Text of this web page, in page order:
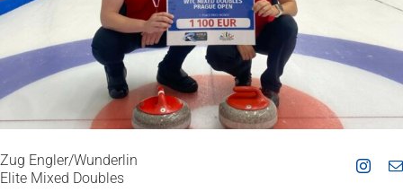
Zug Engler/Wunderlin
Elite Mixed Doubles